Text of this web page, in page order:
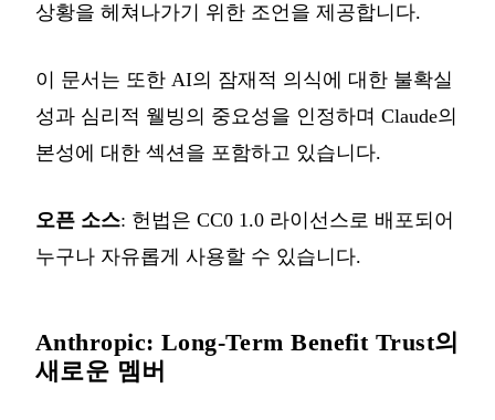
상황을 헤쳐나가기 위한 조언을 제공합니다.
이 문서는 또한 AI의 잠재적 의식에 대한 불확실
성과 심리적 웰빙의 중요성을 인정하며 Claude의
본성에 대한 섹션을 포함하고 있습니다.
오픈 소스: 헌법은 CC0 1.0 라이선스로 배포되어
누구나 자유롭게 사용할 수 있습니다.
Anthropic: Long-Term Benefit Trust의
새로운 멤버